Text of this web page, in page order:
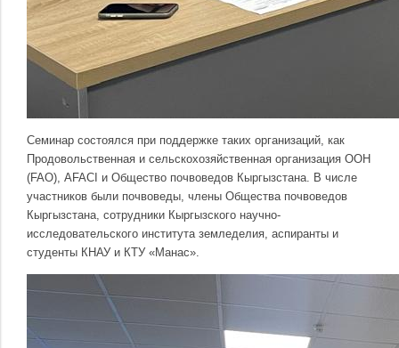
Семинар состоялся при поддержке таких организаций, как
Продовольственная и сельскохозяйственная организация ООН
(FAO), AFACI и Общество почвоведов Кыргызстана. В числе
участников были почвоведы, члены Общества почвоведов
Кыргызстана, сотрудники Кыргызского научно-
исследовательского института земледелия, аспиранты и
студенты КНАУ и КТУ «Манас».